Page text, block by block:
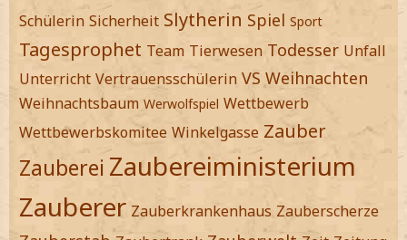
Schülerin Sicherheit Slytherin Spiel Sport
Tagesprophet Team Tierwesen Todesser Unfall
Unterricht Vertrauensschülerin VS Weihnachten
Weihnachtsbaum Werwolfspiel Wettbewerb
Wettbewerbskomitee Winkelgasse Zauber
Zauberei Zaubereiministerium
Zauberer Zauberkrankenhaus Zauberscherze